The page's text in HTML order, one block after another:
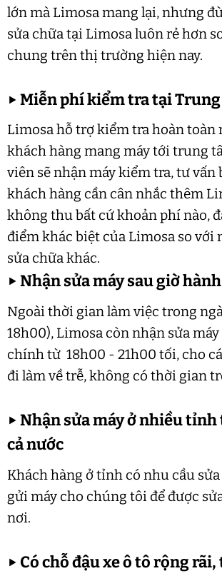
lớn mà Limosa mang lại, nhưng
sửa chữa tại Limosa luôn rẻ hơn
chung trên thị trường hiện nay.
▶Miễn phí kiểm tra tại Trung
Limosa hỗ trợ kiểm tra hoàn toàn
khách hàng mang máy tới trung
viên sẽ nhận máy kiểm tra, tư vấn
khách hàng cần cân nhắc thêm
không thu bất cứ khoản phí nào,
điểm khác biệt của Limosa so với
sửa chữa khác.
▶Nhận sửa máy sau giờ
Ngoài thời gian làm việc trong
18h00), Limosa còn nhận sửa
chính từ 18h00 - 21h00 tối, cho
đi làm về trễ, không có thời gian
▶Nhận sửa máy ở nhiều
cả nước
Khách hàng ở tỉnh có nhu cầu
gửi máy cho chúng tôi để được
nơi.
▶ Có chỗ đậu xe ô tô rộng